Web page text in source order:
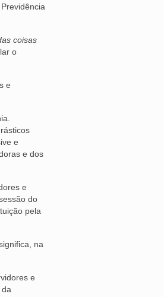
coisas
o
e
e
e dos
e
do
pela
na
e